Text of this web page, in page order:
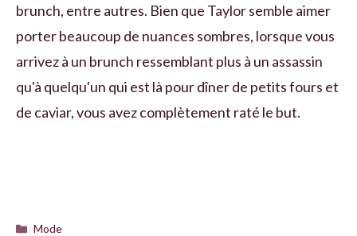
brunch, entre autres. Bien que Taylor semble aimer
porter beaucoup de nuances sombres, lorsque vous
arrivez à un brunch ressemblant plus à un assassin
qu'à quelqu'un qui est là pour dîner de petits fours et
de caviar, vous avez complètement raté le but.
Catégories
Mode